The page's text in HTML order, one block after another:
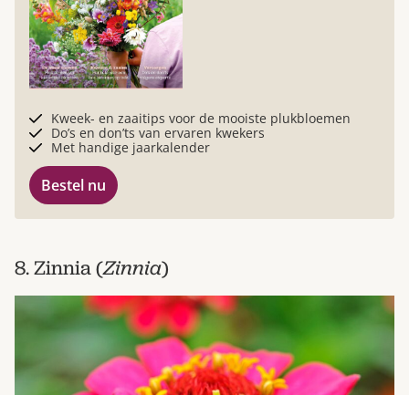
Kweek- en zaaitips voor de mooiste plukbloemen
Do’s en don’ts van ervaren kwekers
Met handige jaarkalender
Bestel nu
8. Zinnia (Zinnia)